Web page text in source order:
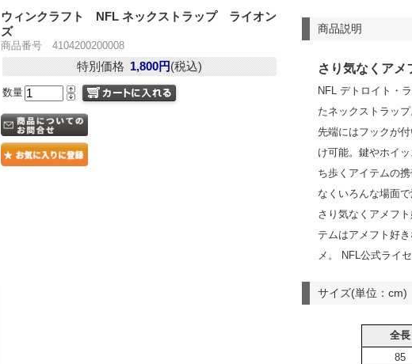
商品説明
さり気なくアメ
NFL デトロイト・
たネックストラップ
先端にはフックが
け可能。鍵やホイ
ち歩くアイテムの
なくいろんな場面で
さり気なくアメフ
テムはアメフト好
メ。 NFL公式ライセ
サイズ(単位：cm)
全長
85
ウィンクラフト NFL ネックストラップ ライオン
ズ
商品番号 4104200200008
特別価格 1,800円(税込)
数量